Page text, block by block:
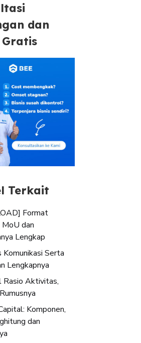
dan
Gratis
Terkait
Format
dan
Lengkap
Komunikasi Serta
Lengkapnya
Rasio Aktivitas,
Komponen,
dan